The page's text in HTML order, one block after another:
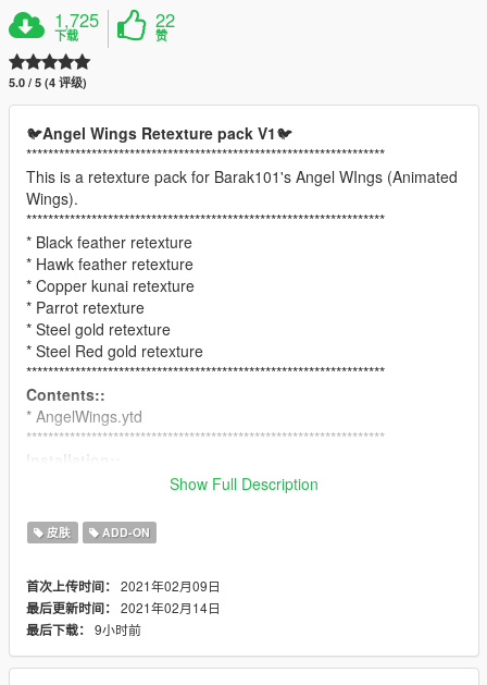
1,725
下载
22
赞
5.0 / 5 (4 评级)
🐦Angel Wings Retexture pack V1🐦
******************************************************************
This is a retexture pack for Barak101's Angel WIngs (Animated
Wings).
******************************************************************
* Black feather retexture
* Hawk feather retexture
* Copper kunai retexture
* Parrot retexture
* Steel gold retexture
* Steel Red gold retexture
******************************************************************
Contents::
* AngelWings.ytd
******************************************************************
(Make sure the baraks101's wings is already installed:
wings
* Replace the "AngelWings.ytd" file inside
******************************************************************
Requirements:
* Angel Wings Addon: https://www.gta5-
mods.com/player/angel-wings-animated-wings
Show Full Description
皮肤 ADD-ON
首次上传时间： 2021年02月09日
最后更新时间： 2021年02月14日
最后下载： 9小时前